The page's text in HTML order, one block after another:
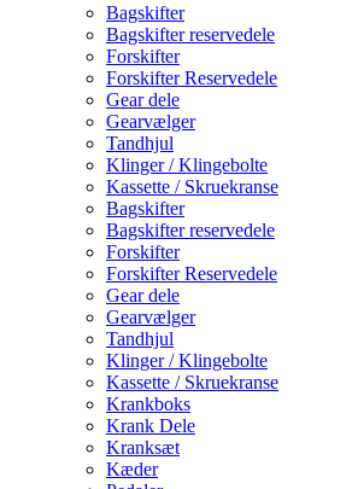
Bagskifter
Bagskifter reservedele
Forskifter
Forskifter Reservedele
Gear dele
Gearvælger
Tandhjul
Klinger / Klingebolte
Kassette / Skruekranse
Bagskifter
Bagskifter reservedele
Forskifter
Forskifter Reservedele
Gear dele
Gearvælger
Tandhjul
Klinger / Klingebolte
Kassette / Skruekranse
Krankboks
Krank Dele
Kranksæt
Kæder